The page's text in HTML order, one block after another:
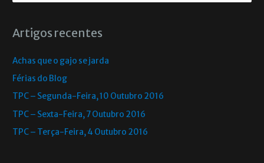
Artigos recentes
Achas que o gajo se jarda
Férias do Blog
TPC – Segunda-Feira, 10 Outubro 2016
TPC – Sexta-Feira, 7 Outubro 2016
TPC – Terça-Feira, 4 Outubro 2016